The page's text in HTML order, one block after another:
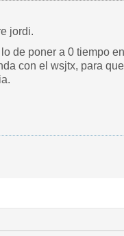
jordi.
de poner a 0 tiempo
con el wsjtx, para